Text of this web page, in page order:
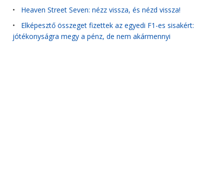
• Heaven Street Seven: nézz vissza, és nézd vissza!
• Elképesztő összeget fizettek az egyedi F1-es sisakért:
jótékonyságra megy a pénz, de nem akármennyi